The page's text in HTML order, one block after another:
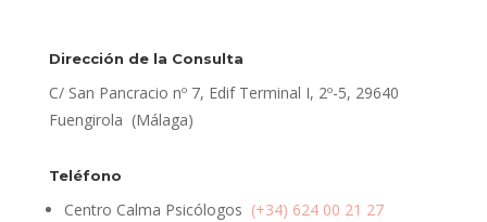
Dirección de la Consulta
C/ San Pancracio nº 7, Edif Terminal I, 2º-5, 29640
Fuengirola (Málaga)
Teléfono
Centro Calma Psicólogos (+34) 624 00 21 27